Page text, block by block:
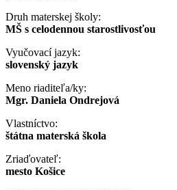
Druh materskej školy:
MŠ s celodennou starostlivosťou
Vyučovací jazyk:
slovenský jazyk
Meno riaditeľa/ky:
Mgr. Daniela Ondrejová
Vlastníctvo:
štátna materská škola
Zriaďovateľ:
mesto Košice